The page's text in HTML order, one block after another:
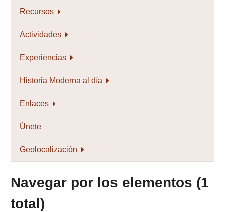
Recursos
Actividades
Experiencias
Historia Moderna al día
Enlaces
Únete
Geolocalización
Navegar por los elementos (1
total)